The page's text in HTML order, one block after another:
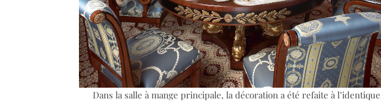
Dans la salle à mange principale, la décoration a été refaite à